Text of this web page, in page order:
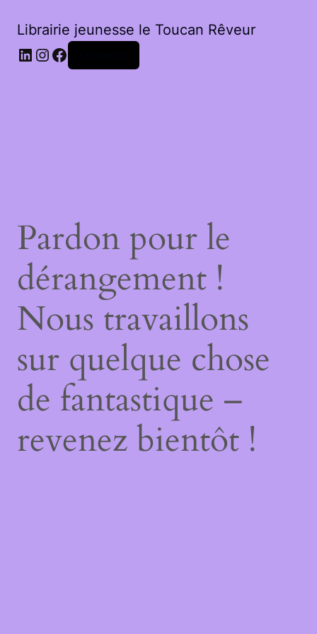
Librairie jeunesse le Toucan Rêveur
LinkedIn
Instagram
Facebook
Pardon pour le
dérangement !
Nous travaillons
sur quelque chose
de fantastique –
revenez bientôt !